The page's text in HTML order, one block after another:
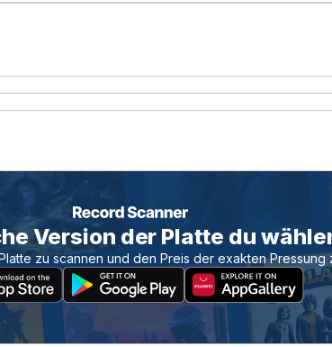
Version der Platte du
zu scannen und den Preis der exakten Pressung